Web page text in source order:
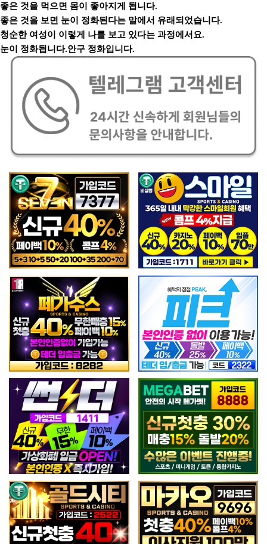
좋은 것을 먹으면 몸이 좋아지게 됩니다.
좋은 것을 보면 눈이 정화된다는 말에서 유래되었습니다.
청순한 여성이 이렇게 나를 보고 있다는 과정에서요.
눈이 정화됩니다.안구 정화입니다.